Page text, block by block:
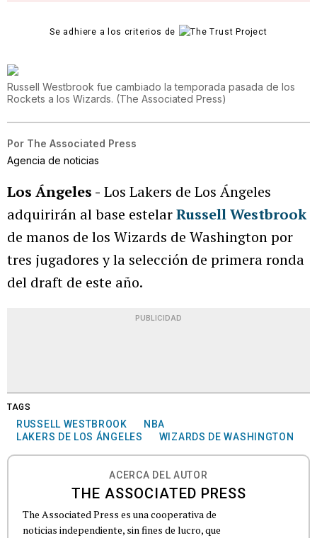
Se adhiere a los criterios de
Russell Westbrook fue cambiado la temporada pasada de los
Rockets a los Wizards. (The Associated Press)
Por The Associated Press
Agencia de noticias
Los Ángeles - Los Lakers de Los Ángeles
adquirirán al base estelarRussell Westbrook
de manos de los Wizards de Washington por
tres jugadores y la selección de primera ronda
del draft de este año.
PUBLICIDAD
TAGS
RUSSELL WESTBROOK
NBA
LAKERS DE LOS ÁNGELES
WIZARDS DE WASHINGTON
ACERCA DEL AUTOR
THE ASSOCIATED PRESS
The Associated Press es una cooperativa de
noticias independiente, sin fines de lucro, que